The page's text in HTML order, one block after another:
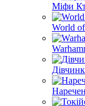
Міфи
World